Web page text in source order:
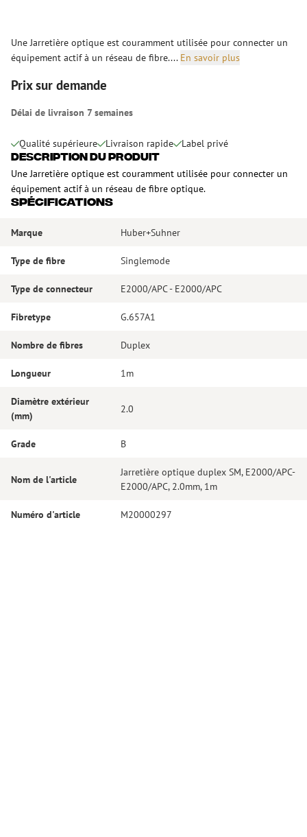
Une Jarretière optique est couramment utilisée pour connecter un
équipement actif à un réseau de fibre.... En savoir plus
Prix sur demande
Délai de livraison 7 semaines
Qualité supérieure Livraison rapide Label privé
Description du produit
Une Jarretière optique est couramment utilisée pour connecter un
équipement actif à un réseau de fibre optique.
Spécifications
Marque Huber+Suhner
Type de fibre Singlemode
Type de connecteur E2000/APC - E2000/APC
Fibretype G.657A1
Nombre de fibres Duplex
Longueur 1m
Diamètre extérieur
(mm)
2.0
Grade B
Nom de l'article
Jarretière optique duplex SM, E2000/APC-
E2000/APC, 2.0mm, 1m
Numéro d'article M20000297